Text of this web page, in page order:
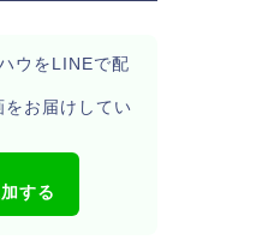
ウをLINEで配
お届けしてい
する